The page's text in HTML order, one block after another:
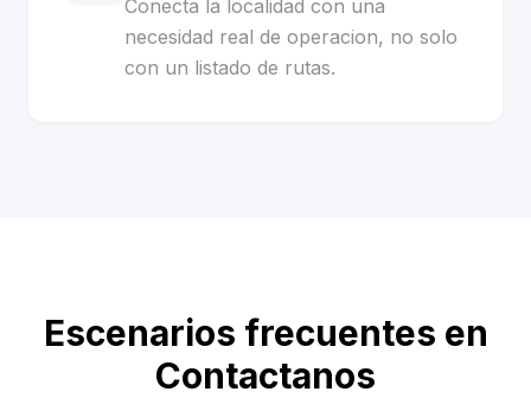
Conecta la localidad con una
necesidad real de operacion, no solo
con un listado de rutas.
Escenarios frecuentes en
Contactanos